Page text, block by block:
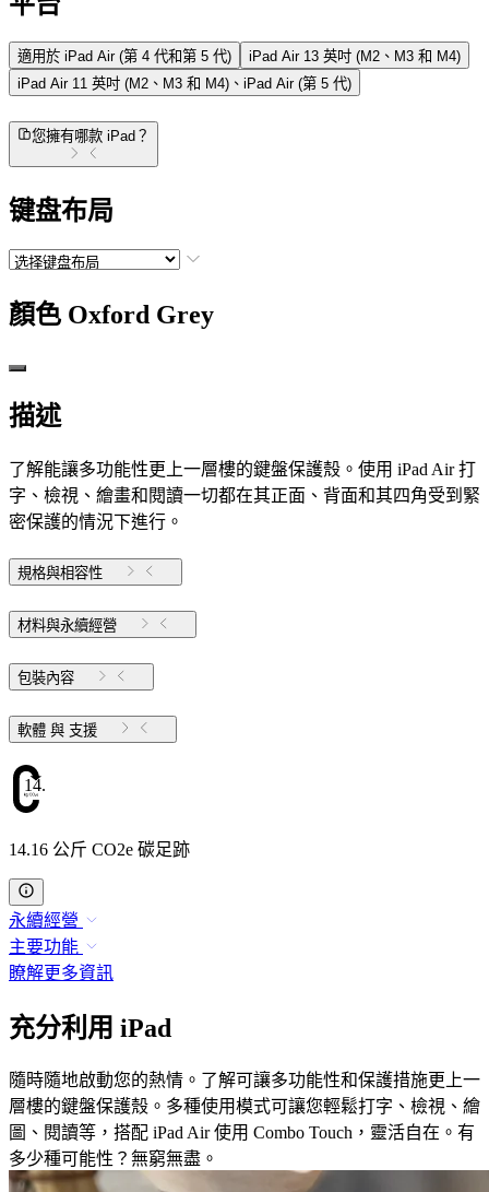
適用於 iPad Air (第 4 代和第 5 代)
iPad Air 13 英吋 (M2、M3 和 M4)
iPad Air 11 英吋 (M2、M3 和 M4)、iPad Air (第 5 代)
您擁有哪款 iPad？
键盘布局
顏色 Oxford Grey
描述
了解能讓多功能性更上一層樓的鍵盤保護殼。使用 iPad Air 打
字、檢視、繪畫和閱讀一切都在其正面、背面和其四角受到緊
密保護的情況下進行。
規格與相容性
材料與永續經營
包裝內容
軟體 與 支援
14.16
14.16 公斤 CO2e 碳足跡
永續經營
主要功能
瞭解更多資訊
充分利用 iPad
隨時隨地啟動您的熱情。了解可讓多功能性和保護措施更上一
層樓的鍵盤保護殼。多種使用模式可讓您輕鬆打字、檢視、繪
圖、閱讀等，搭配 iPad Air 使用 Combo Touch，靈活自在。有
多少種可能性？無窮無盡。